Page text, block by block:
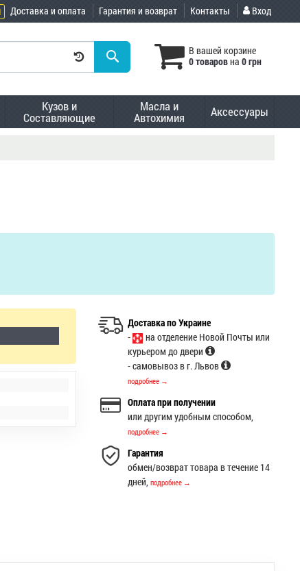
Доставка и оплата Гарантия и возврат Контакты Вход
В вашей корзине
0 товаровна 0 грн
Кузов и
Составляющие
Масла и
Автохимия Аксессуары
Доставка по Украине
-
на отделение Новой Почты или
курьером до двери
- самовывоз в г. Львов
подробнее →
Оплата при получении
или другим удобным способом,
подробнее →
Гарантия
обмен/возврат товара в течение 14
дней,подробнее →